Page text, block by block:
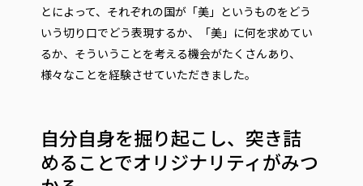
とによって、それぞれの国が「美」というものをどう
いう切り口でどう表現するか、「美」に何を求めてい
るか、そういうことを考える機会がたくさんあり、
様々なことを経験させていただきました。
自分自身を掘り起こし、突き詰
めることでオリジナリティがみつ